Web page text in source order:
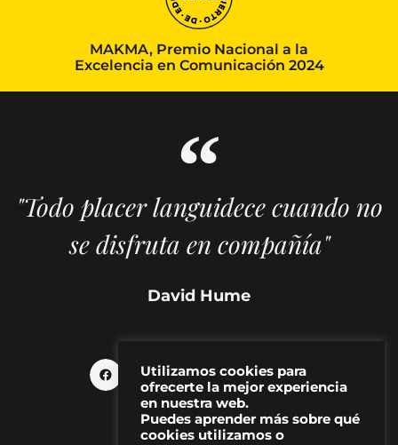
MAKMA, Premio Nacional a la
Excelencia en Comunicación 2024
"Todo placer languidece cuando no
se disfruta en compañía"
David Hume
Utilizamos cookies para
ofrecerte la mejor experiencia
en nuestra web.
Puedes aprender más sobre qué
cookies utilizamos o